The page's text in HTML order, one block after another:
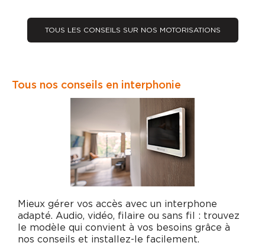
TOUS LES CONSEILS SUR NOS MOTORISATIONS
Tous nos conseils en interphonie
Mieux gérer vos accès avec un interphone
adapté. Audio, vidéo, filaire ou sans fil : trouvez
le modèle qui convient à vos besoins grâce à
nos conseils et installez-le facilement.